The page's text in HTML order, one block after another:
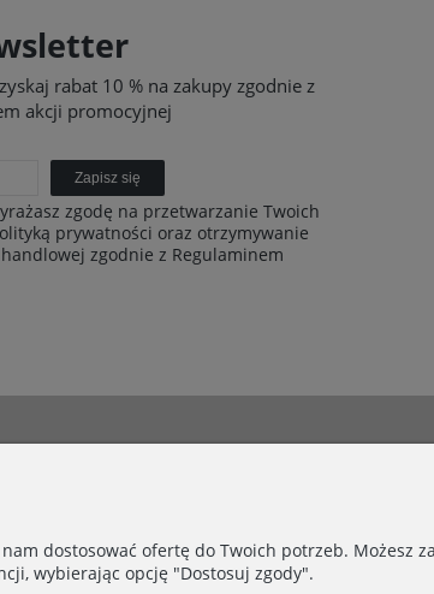
rabat 10 % na zakupy zgodnie z
akcji promocyjnej
Zapisz się
zgodę na przetwarzanie Twoich
prywatności oraz otrzymywanie
zgodnie z Regulaminem
dostosować ofertę do Twoich potrzeb. Możesz
wybierając opcję "Dostosuj zgody".